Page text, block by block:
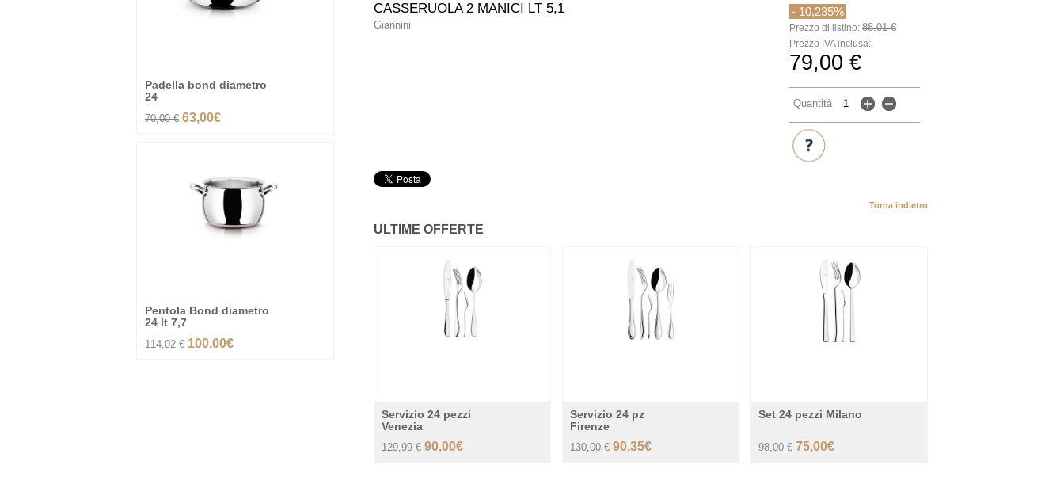
CASSERUOLA 2 MANICI LT 5,1
Giannini
- 10,235%
Prezzo di listino: 88,01 €
Prezzo IVA inclusa:
79,00 €
Quantità
Torna indietro
ULTIME OFFERTE
Servizio 24 pezzi
Venezia
129,99 € 90,00€
Servizio 24 pz
Firenze
130,00 € 90,35€
Set 24 pezzi Milano
98,00 € 75,00€
Padella bond diametro
24
70,00 € 63,00€
Pentola Bond diametro
24 lt 7,7
114,02 € 100,00€